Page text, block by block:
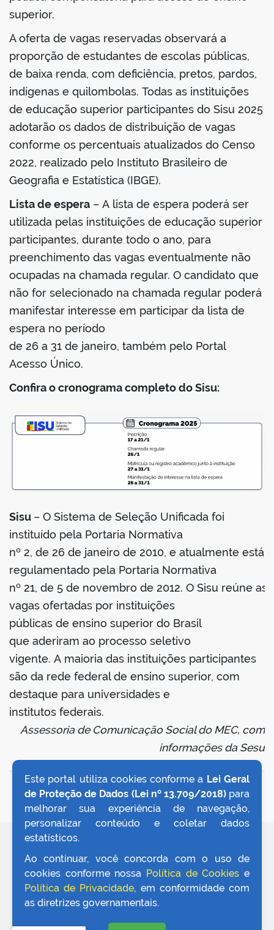
superior.
A oferta de vagas reservadas observará a
proporção de estudantes de escolas públicas,
de baixa renda, com deficiência, pretos, pardos,
indígenas e quilombolas. Todas as instituições
de educação superior participantes do Sisu 2025
adotarão os dados de distribuição de vagas
conforme os percentuais atualizados do Censo
2022, realizado pelo Instituto Brasileiro de
Geografia e Estatística (IBGE).
Lista de espera – A lista de espera poderá ser
utilizada pelas instituições de educação superior
participantes, durante todo o ano, para
preenchimento das vagas eventualmente não
ocupadas na chamada regular. O candidato que
não for selecionado na chamada regular poderá
manifestar interesse em participar da lista de
espera no período
de 26 a 31 de janeiro, também pelo Portal
Acesso Único.
Confira o cronograma completo do Sisu:
Sisu – O Sistema de Seleção Unificada foi
instituído pela Portaria Normativa
nº 2, de 26 de janeiro de 2010, e atualmente está
regulamentado pela Portaria Normativa
nº 21, de 5 de novembro de 2012. O Sisu reúne as
vagas ofertadas por instituições
públicas de ensino superior do Brasil
que aderiram ao processo seletivo
vigente. A maioria das instituições participantes
são da rede federal de ensino superior, com
destaque para universidades e
institutos federais.
Assessoria de Comunicação Social do MEC, com
informações da Sesu
VOLTAR AO TOPO
Este portal utiliza cookies conforme a Lei Geral
de Proteção de Dados (Lei nº 13.709/2018)para
melhorar sua experiência de navegação,
personalizar conteúdo e coletar dados
estatísticos.
Ao continuar, você concorda com o uso de
cookies conforme nossa Política de Cookies e
Política de Privacidade, em conformidade com
as diretrizes governamentais.